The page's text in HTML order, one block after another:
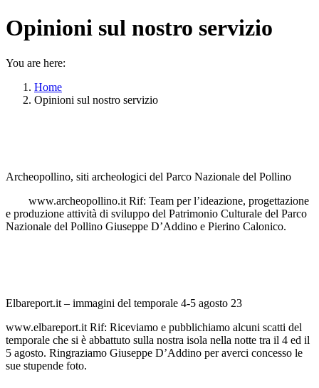
Opinioni sul nostro servizio
You are here:
Home
Opinioni sul nostro servizio
Archeopollino, siti archeologici del Parco Nazionale del Pollino
www.archeopollino.it Rif: Team per l’ideazione, progettazione
e produzione attività di sviluppo del Patrimonio Culturale del Parco
Nazionale del Pollino Giuseppe D’Addino e Pierino Calonico.
Elbareport.it – immagini del temporale 4-5 agosto 23
www.elbareport.it Rif: Riceviamo e pubblichiamo alcuni scatti del
temporale che si è abbattuto sulla nostra isola nella notte tra il 4 ed il
5 agosto. Ringraziamo Giuseppe D’Addino per averci concesso le
sue stupende foto.